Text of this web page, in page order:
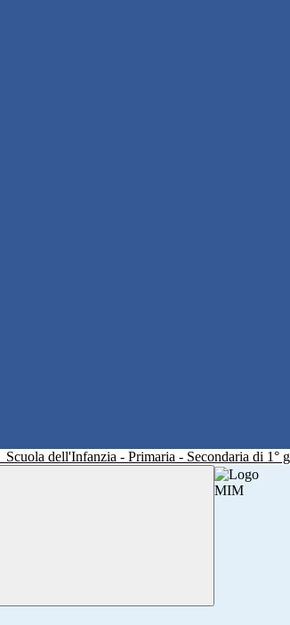
Scuola dell'Infanzia - Primaria - Secondaria di 1°